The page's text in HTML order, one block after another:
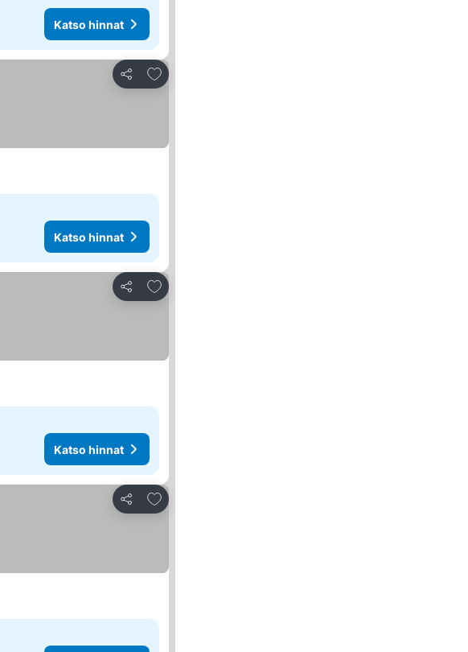
Katso hinnat
Jaa
Lisää suosikkeihin
Katso hinnat
Jaa
Lisää suosikkeihin
Katso hinnat
Jaa
Lisää suosikkeihin